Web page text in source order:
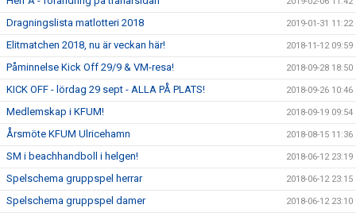
Dragningslista matlotteri 2018 2019-01-31 11:22
Elitmatchen 2018, nu är veckan här! 2018-11-12 09:59
Påminnelse Kick Off 29/9 & VM-resa! 2018-09-28 18:50
KICK OFF - lördag 29 sept - ALLA PÅ PLATS! 2018-09-26 10:46
Medlemskap i KFUM! 2018-09-19 09:54
Årsmöte KFUM Ulricehamn 2018-08-15 11:36
SM i beachhandboll i helgen! 2018-06-12 23:19
Spelschema gruppspel herrar 2018-06-12 23:15
Spelschema gruppspel damer 2018-06-12 23:10